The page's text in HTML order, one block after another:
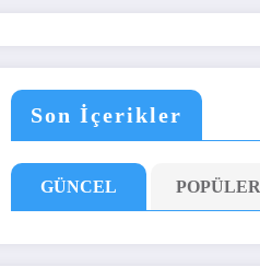
Son İçerikler
GÜNCEL POPÜLER